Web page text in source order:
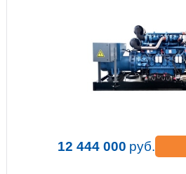
12 444 000 руб.